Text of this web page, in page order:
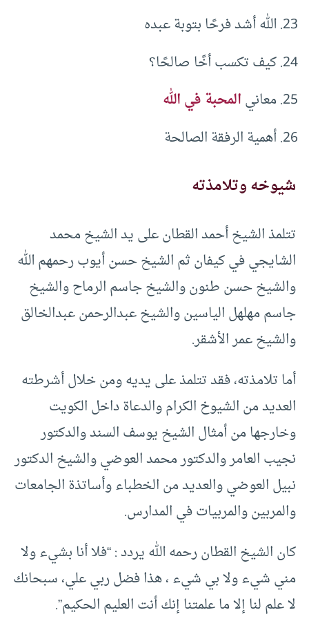
الله أشد فرحًا بتوبة عبده
كيف تكسب أخًا صالحًا؟
معانيالمحبة في الله
أهمية الرفقة الصالحة
شيوخه وتلامذته
تتلمذ الشيخ أحمد القطان على يد الشيخ محمد
الشايجي في كيفان ثم الشيخ حسن أيوب رحمهم الله
والشيخ حسن طنون والشيخ جاسم الرماح والشيخ
جاسم مهلهل الياسين والشيخ عبدالرحمن عبدالخالق
والشيخ عمر الأشقر.
أما تلامذته، فقد تتلمذ على يديه ومن خلال أشرطته
العديد من الشيوخ الكرام والدعاة داخل الكويت
وخارجها من أمثال الشيخ يوسف السند والدكتور
نجيب العامر والدكتور محمد العوضي والشيخ الدكتور
نبيل العوضي والعديد من الخطباء وأساتذة الجامعات
والمربين والمربيات في المدارس.
كان الشيخ القطان رحمه الله يردد : “فلا أنا بشيء ولا
مني شيء ولا بي شيء ، هذا فضل ربي علي، سبحانك
لا علم لنا إلا ما علمتنا إنك أنت العليم الحكيم”.